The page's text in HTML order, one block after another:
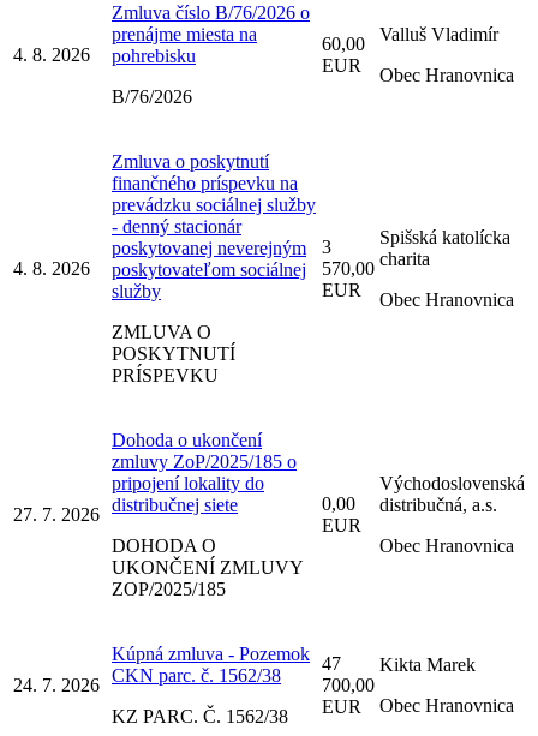
4. 8. 2026
Zmluva číslo B/76/2026 o
prenájme miesta na
pohrebisku
B/76/2026
60,00
EUR
Valluš Vladimír
Obec Hranovnica
4. 8. 2026
Zmluva o poskytnutí
finančného príspevku na
prevádzku sociálnej služby
- denný stacionár
poskytovanej neverejným
poskytovateľom sociálnej
služby
ZMLUVA O
POSKYTNUTÍ
PRÍSPEVKU
3
570,00
EUR
Spišská katolícka
charita
Obec Hranovnica
27. 7. 2026
Dohoda o ukončení
zmluvy ZoP/2025/185 o
pripojení lokality do
distribučnej siete
DOHODA O
UKONČENÍ ZMLUVY
ZOP/2025/185
0,00
EUR
Východoslovenská
distribučná, a.s.
Obec Hranovnica
24. 7. 2026
Kúpná zmluva - Pozemok
CKN parc. č. 1562/38
KZ PARC. Č. 1562/38
47
700,00
EUR
Kikta Marek
Obec Hranovnica